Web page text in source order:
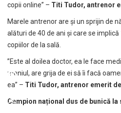
copii online” – Titi Tudor, antrenor
Marele antrenor are și un sprijin de
alături de 40 de ani și care se
copiilor de la sală.
”Este al doilea doctor, ea le face
meniul, are grija de ei să îi facă
ea” – Titi Tudor, antrenor emerit
Campion național dus de bunică la